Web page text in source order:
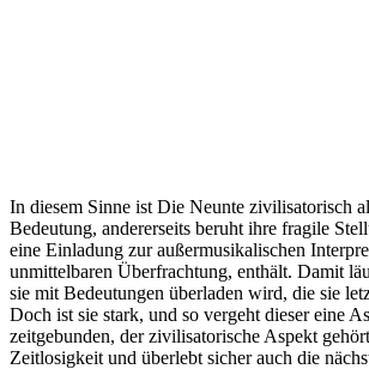
In diesem Sinne ist Die Neunte zivilisatorisch
Bedeutung, andererseits beruht ihre fragile
eine Einladung zur außermusikalischen
unmittelbaren Überfrachtung, enthält. Damit
sie mit Bedeutungen überladen wird, die sie
Doch ist sie stark, und so vergeht dieser eine
zeitgebunden, der zivilisatorische Aspekt
Zeitlosigkeit und überlebt sicher auch die